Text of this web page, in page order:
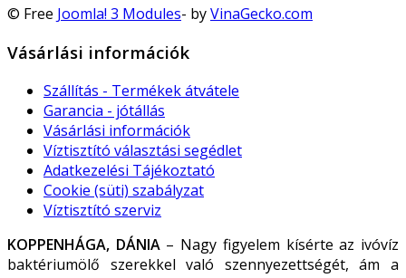
© Free Joomla! 3 Modules- byVinaGecko.com
Vásárlási információk
Szállítás - Termékek átvátele
Garancia - jótállás
Vásárlási információk
Víztisztító választási segédlet
Adatkezelési Tájékoztató
Cookie (süti) szabályzat
Víztisztító szerviz
KOPPENHÁGA, DÁNIA– Nagy figyelem kísérte az ivóvíz
baktériumölő szerekkel való szennyezettségét, ám a